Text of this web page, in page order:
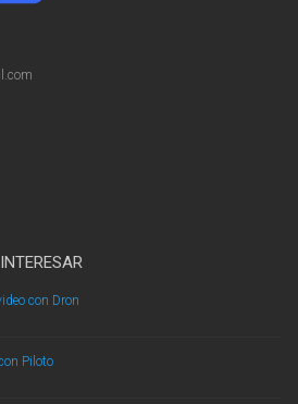
con Dron
Piloto